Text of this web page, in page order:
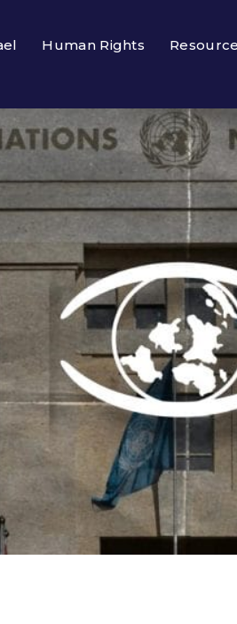
Human Rights